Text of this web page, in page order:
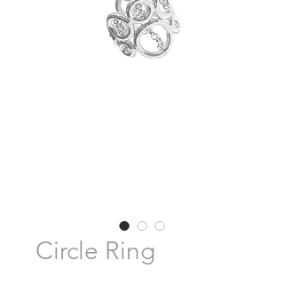
Circle Ring